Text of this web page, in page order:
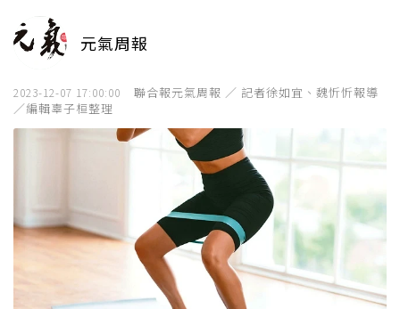
元氣周報
2023-12-07 17:00:00
聯合報元氣周報 ／ 記者徐如宜、魏忻忻報導
／編輯辜子桓整理